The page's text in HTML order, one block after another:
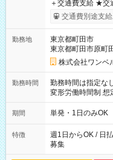
＋交通費支給 ★交通費全額支給！ ┗案件により規定あり ★日払
いOK！（規定あ
ンビニATMから 日払い
交通費別途支給
勤務地
東京都町田市
東京都町田市原町
株式会社ワンベ
勤務時間
勤務時間は指定な
変形労働時間制 想定労働時
～21：00
期間 単発・1日のみOK
特徴
週1日からOK / 日
募集